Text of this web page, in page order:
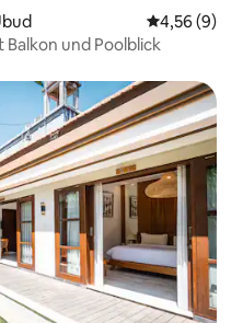
4,56 (9)
und Poolblick